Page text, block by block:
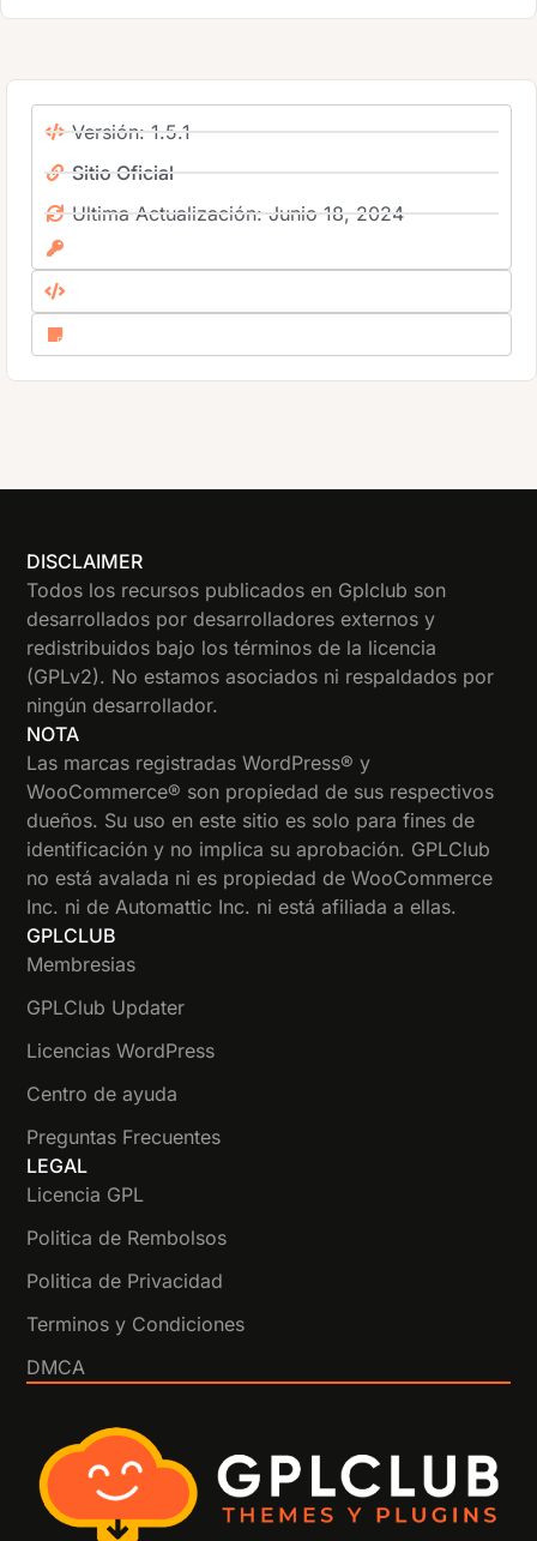
Versión: 1.5.1
Sitio Oficial
Ultima Actualización: Junio 18, 2024
DISCLAIMER
Todos los recursos publicados en Gplclub son
desarrollados por desarrolladores externos y
redistribuidos bajo los términos de la licencia
(GPLv2). No estamos asociados ni respaldados por
ningún desarrollador.
NOTA
Las marcas registradas WordPress® y
WooCommerce® son propiedad de sus respectivos
dueños. Su uso en este sitio es solo para fines de
identificación y no implica su aprobación. GPLClub
no está avalada ni es propiedad de WooCommerce
Inc. ni de Automattic Inc. ni está afiliada a ellas.
GPLCLUB
Membresias
GPLClub Updater
Licencias WordPress
Centro de ayuda
Preguntas Frecuentes
LEGAL
Licencia GPL
Politica de Rembolsos
Politica de Privacidad
Terminos y Condiciones
DMCA